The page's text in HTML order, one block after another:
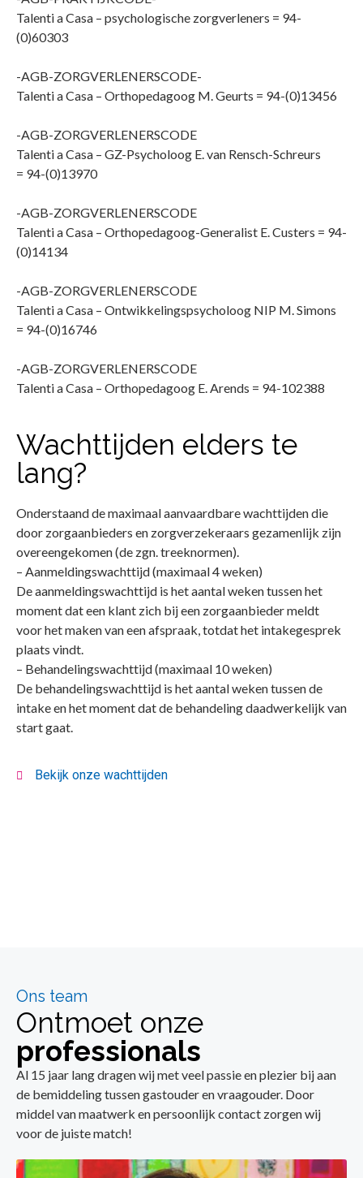
Talenti a Casa – psychologische zorgverleners = 94-
(0)60303
-AGB-ZORGVERLENERSCODE-
Talenti a Casa – Orthopedagoog M. Geurts = 94-(0)13456
-AGB-ZORGVERLENERSCODE
Talenti a Casa – GZ-Psycholoog E. van Rensch-Schreurs
= 94-(0)13970
-AGB-ZORGVERLENERSCODE
Talenti a Casa – Orthopedagoog-Generalist E. Custers = 94-
(0)14134
-AGB-ZORGVERLENERSCODE
Talenti a Casa – Ontwikkelingspsycholoog NIP M. Simons
= 94-(0)16746
-AGB-ZORGVERLENERSCODE
Talenti a Casa – Orthopedagoog E. Arends = 94-102388
Wachttijden elders te
lang?
Onderstaand de maximaal aanvaardbare wachttijden die
door zorgaanbieders en zorgverzekeraars gezamenlijk zijn
overeengekomen (de zgn. treeknormen).
– Aanmeldingswachttijd (maximaal 4 weken)
De aanmeldingswachttijd is het aantal weken tussen het
moment dat een klant zich bij een zorgaanbieder meldt
voor het maken van een afspraak, totdat het intakegesprek
plaats vindt.
– Behandelingswachttijd (maximaal 10 weken)
De behandelingswachttijd is het aantal weken tussen de
intake en het moment dat de behandeling daadwerkelijk van
start gaat.
Bekijk onze wachttijden
Ons team
Ontmoet onze
professionals
Al 15 jaar lang dragen wij met veel passie en plezier bij aan
de bemiddeling tussen gastouder en vraagouder. Door
middel van maatwerk en persoonlijk contact zorgen wij
voor de juiste match!